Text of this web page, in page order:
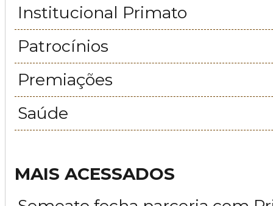
Institucional Primato
Patrocínios
Premiações
Saúde
MAIS ACESSADOS